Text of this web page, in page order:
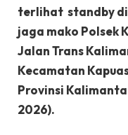
terlihat standby di
jaga mako Polsek
Jalan Trans
Kecamatan
Provinsi
2026).